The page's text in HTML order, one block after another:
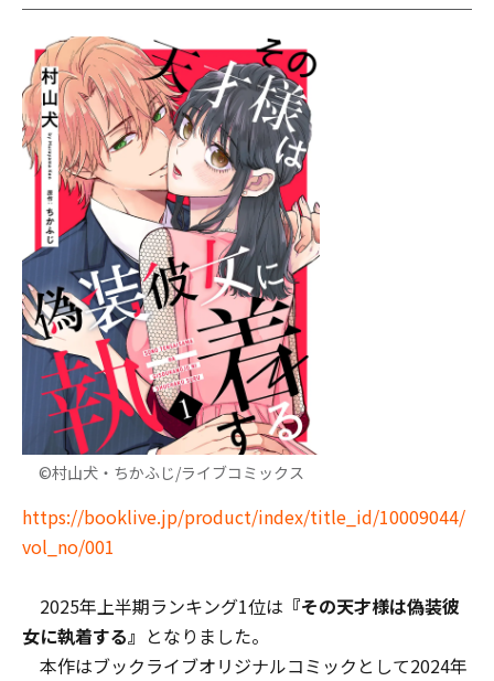
©村山犬・ちかふじ/ライブコミックス
https://booklive.jp/product/index/title_id/10009044/
vol_no/001
2025年上半期ランキング1位は 『その天才様は偽装彼
女に執着する』 となりました。
本作はブックライブオリジナルコミックとして2024年